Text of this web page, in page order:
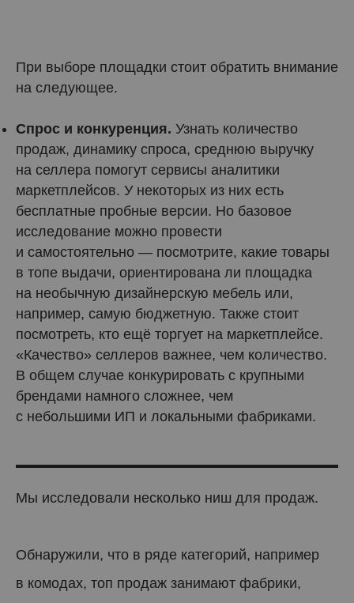
При выборе площадки стоит обратить внимание
на следующее.
Спрос и конкуренция. Узнать количество
продаж, динамику спроса, среднюю выручку
на селлера помогут сервисы аналитики
маркетплейсов. У некоторых из них есть
бесплатные пробные версии. Но базовое
исследование можно провести
и самостоятельно — посмотрите, какие товары
в топе выдачи, ориентирована ли площадка
на необычную дизайнерскую мебель или,
например, самую бюджетную. Также стоит
посмотреть, кто ещё торгует на маркетплейсе.
«Качество» селлеров важнее, чем количество.
В общем случае конкурировать с крупными
брендами намного сложнее, чем
с небольшими ИП и локальными фабриками.
Мы исследовали несколько ниш для продаж.
Обнаружили, что в ряде категорий, например
в комодах, топ продаж занимают фабрики,